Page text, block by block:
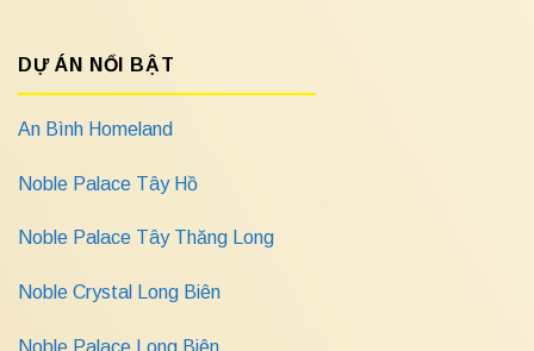
DỰ ÁN NỔI BẬT
An Bình Homeland
Noble Palace Tây Hồ
Noble Palace Tây Thăng Long
Noble Crystal Long Biên
Noble Palace Long Biên